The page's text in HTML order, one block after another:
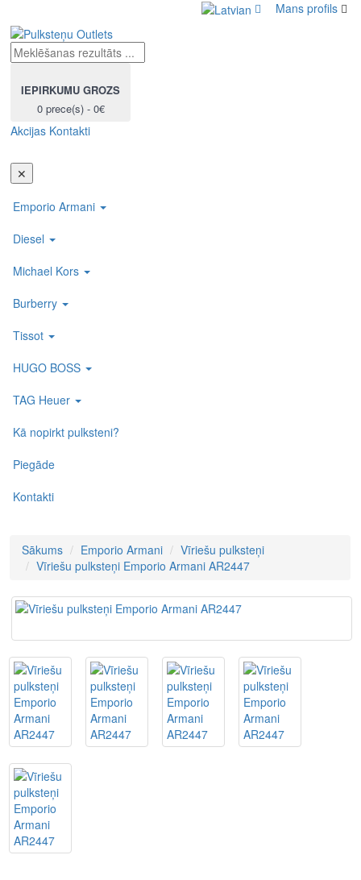
Mans profils
IEPIRKUMU GROZS
0 prece(s) - 0€
Akcijas Kontakti
✕
Emporio Armani
Diesel
Michael Kors
Burberry
Tissot
HUGO BOSS
TAG Heuer
Kā nopirkt pulksteni?
Piegāde
Kontakti
Sākums Emporio Armani
Vīriešu pulksteņi
Vīriešu pulksteņi Emporio Armani AR2447